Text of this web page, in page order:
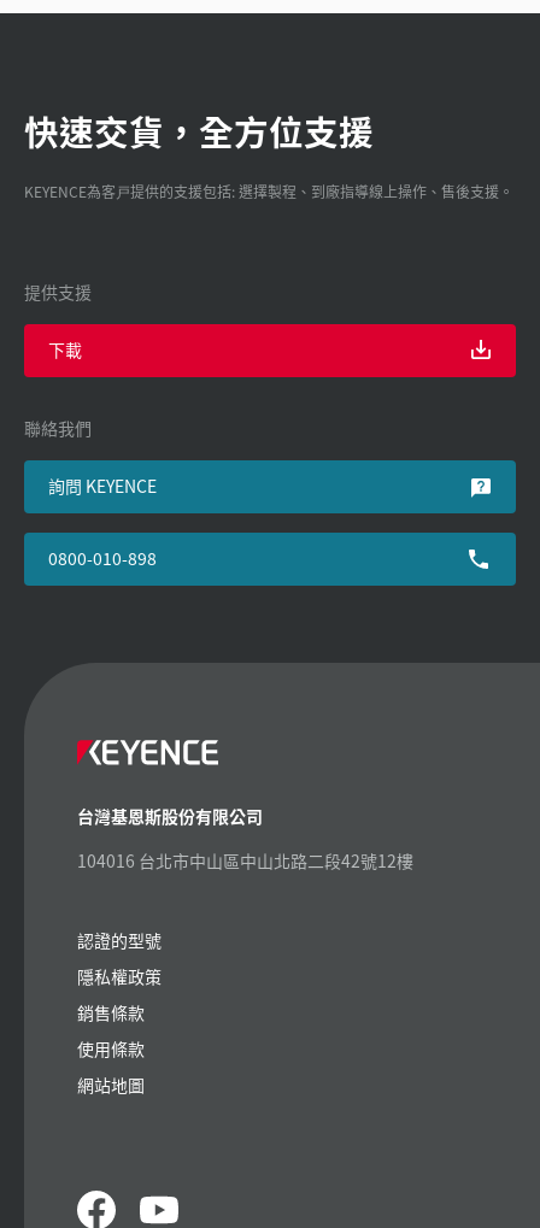
快速交貨，全方位支援
KEYENCE為客戸提供的支援包括: 選擇製程、到廠指導線上操作、售後支援。
提供支援
下載
聯絡我們
詢問 KEYENCE
0800-010-898
台灣基恩斯股份有限公司
104016 台北市中山區中山北路二段42號12樓
認證的型號
隱私權政策
銷售條款
使用條款
網站地圖